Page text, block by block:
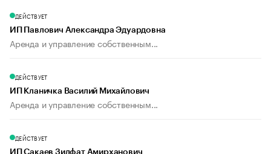
ДЕЙСТВУЕТ
ИП Павлович Александра Эдуардовна
Аренда и управление собственным...
ДЕЙСТВУЕТ
ИП Кланичка Василий Михайлович
Аренда и управление собственным...
ДЕЙСТВУЕТ